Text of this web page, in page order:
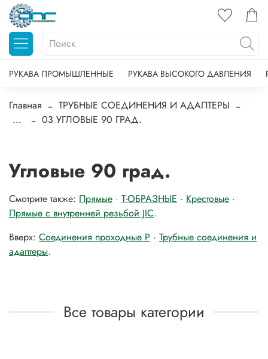
РУКАВА ПРОМЫШЛЕННЫЕ РУКАВА ВЫСОКОГО ДАВЛЕНИЯ
Главная
ТРУБНЫЕ СОЕДИНЕНИЯ И АДАПТЕРЫ
...
03 УГЛОВЫЕ 90 ГРАД.
Угловые 90 град.
Смотрите также: Прямые · T-ОБРАЗНЫЕ · Крестовые ·
Прямые с внутренней резьбой JIC.
Вверх: Соединения проходные P · Трубные соединения и
адаптеры.
Все товары категории